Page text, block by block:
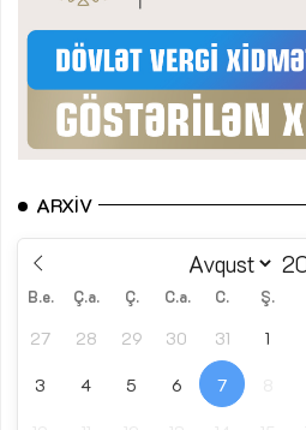
ARXIV
B.e. Ç.a. Ç. C.a. C. Ş.
27 28 29 30 31 1
3 4 5 6 7